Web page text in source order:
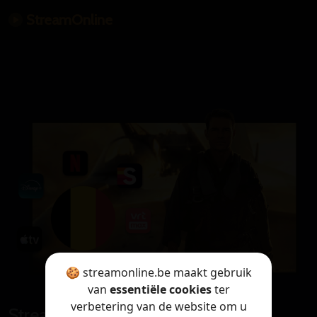
🍪 streamonline.be maakt gebruik
van essentiële cookiester
verbetering van de website om u